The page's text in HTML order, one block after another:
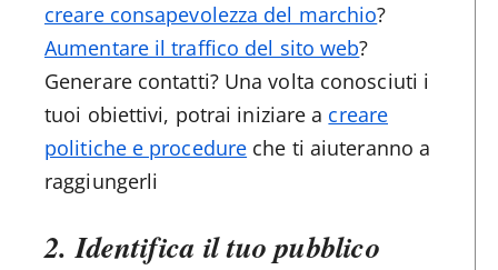
creare consapevolezza del marchio?
Aumentare il traffico del sito web?
Generare contatti? Una volta conosciuti i
tuoi obiettivi, potrai iniziare a creare
politiche e procedure che ti aiuteranno a
raggiungerli
2. Identifica il tuo pubblico